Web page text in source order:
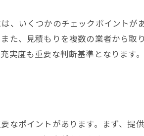
、いくつかのチェックポイントが
た、見積もりを複数の業者から取
実度も重要な判断基準となります
なポイントがあります。まず、提